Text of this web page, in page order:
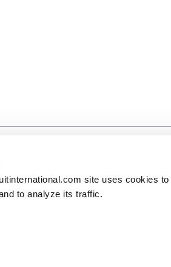
site uses cookies
to analyze its traffic.